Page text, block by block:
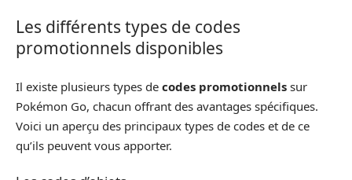
Les différents types de codes
promotionnels disponibles
Il existe plusieurs types de codes promotionnels sur
Pokémon Go, chacun offrant des avantages spécifiques.
Voici un aperçu des principaux types de codes et de ce
qu’ils peuvent vous apporter.